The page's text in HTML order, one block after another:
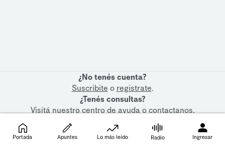
¿No tenés cuenta?
Suscribite o registrate.
¿Tenés consultas?
Visitá nuestrocentro de ayudaocontactanos.
Portada Apuntes Lo más leído Radio Ingresar